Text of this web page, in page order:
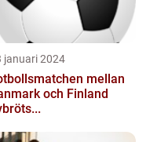
januari 2024
mellan
och Finland